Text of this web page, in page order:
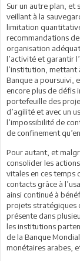
Sur un autre plan, et
veillant à la
limitation
recommandations
organisation
l’activité et garantir
l’institution, mettant
Banque a poursuivi,
encore plus de défis
portefeuille des
d’agilité et avec un
l’impossibilité de
de confinement
Pour autant, et
consolider les
vitales en ces temps
contacts grâce à
ainsi continué à
projets stratégiques
présente dans
les institutions
de la Banque
monétaires arabes,